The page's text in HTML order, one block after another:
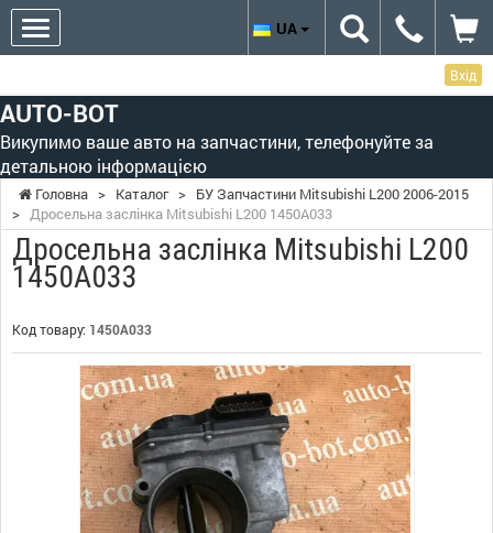
Вхід
AUTO-BOT
Викупимо ваше авто на запчастини, телефонуйте за
детальною інформацією
UA
Головна > Каталог > БУ Запчастини Mitsubishi L200 2006-2015
> Дросельна заслінка Mitsubishi L200 1450A033
Дросельна заслінка Mitsubishi L200
1450A033
Код товару: 1450A033